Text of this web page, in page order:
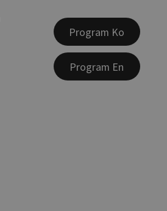
Program Ko
Program En